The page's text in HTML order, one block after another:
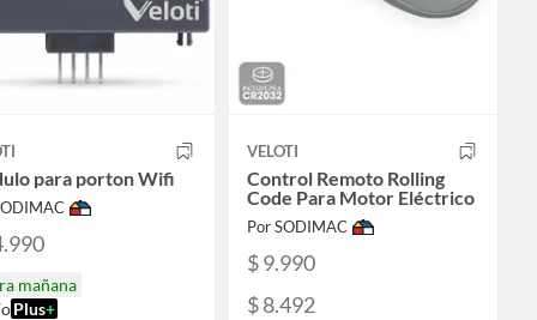
para porton Wifi
mañana
Plus+
VELOTI
Control Remoto Rolling
Code Para Motor Eléctrico
Por SODIMAC
$ 9.990
$ 8.492